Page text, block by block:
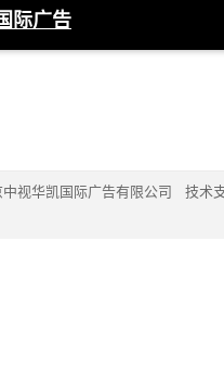
视华凯国际广告有限公司 技术